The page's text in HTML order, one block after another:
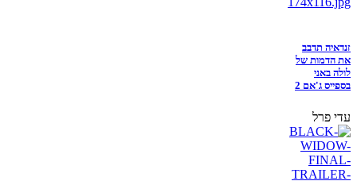
זנדאיה תדבב
את הדמות של
לולה באני
בספייס ג'אם 2
עדי פרל